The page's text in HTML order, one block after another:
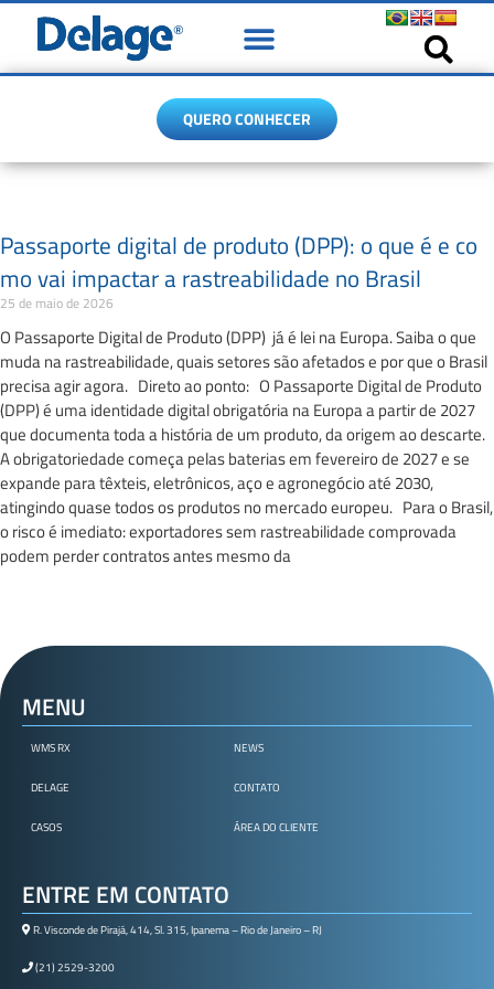
QUERO CONHECER
Passaporte digital de produto (DPP): o que é e co
mo vai impactar a rastreabilidade no Brasil
25 de maio de 2026
O Passaporte Digital de Produto (DPP) já é lei na Europa. Saiba o que
muda na rastreabilidade, quais setores são afetados e por que o Brasil
precisa agir agora. Direto ao ponto: O Passaporte Digital de Produto
(DPP) é uma identidade digital obrigatória na Europa a partir de 2027
que documenta toda a história de um produto, da origem ao descarte.
A obrigatoriedade começa pelas baterias em fevereiro de 2027 e se
expande para têxteis, eletrônicos, aço e agronegócio até 2030,
atingindo quase todos os produtos no mercado europeu. Para o Brasil,
o risco é imediato: exportadores sem rastreabilidade comprovada
podem perder contratos antes mesmo da
MENU
WMS RX
DELAGE
CASOS
NEWS
CONTATO
ÁREA DO CLIENTE
ENTRE EM CONTATO
R. Visconde de Pirajá, 414, Sl. 315, Ipanema – Rio de Janeiro – RJ
(21) 2529-3200